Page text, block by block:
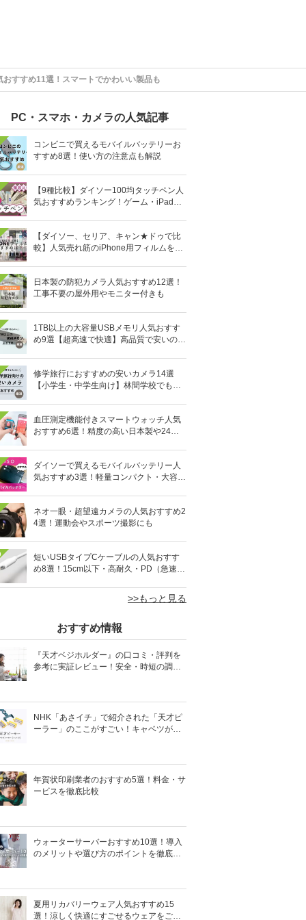
すすめ11選！スマートでかわいい製品も
PC・スマホ・カメラの人気記事
コンビニで買えるモバイルバッテリーお
すすめ8選！使い方の注意点も解説
【9種比較】ダイソー100均タッチペン人
気おすすめランキング！ゲーム・iPad向
【ダイソー、セリア、キャン★ドゥで比
較】人気売れ筋のiPhone用フィルムを10
日本製の防犯カメラ人気おすすめ12選！
工事不要の屋外用やモニター付きも
1TB以上の大容量USBメモリ人気おすす
め9選【超高速で快適】高品質で安いのは
修学旅行におすすめの安いカメラ14選
【小学生・中学生向け】林間学校でも活
血圧測定機能付きスマートウォッチ人気
おすすめ6選！精度の高い日本製や24時
ダイソーで買えるモバイルバッテリー人
気おすすめ3選！軽量コンパクト・大容量
ネオ一眼・超望遠カメラの人気おすすめ2
4選！運動会やスポーツ撮影にも
短いUSBタイプCケーブルの人気おすす
め8選！15cm以下・高耐久・PD（急速充
>>もっと見る
おすすめ情報
『天才ベジホルダー』の口コミ・評判を
参考に実証レビュー！安全・時短の調理
NHK「あさイチ」で紹介された「天才ピ
ーラー」のここがすごい！キャベツがほ
年賀状印刷業者のおすすめ5選！料金・サ
ービスを徹底比較
ウォーターサーバーおすすめ10選！導入
のメリットや選び方のポイントを徹底解
夏用リカバリーウェア人気おすすめ15
選！涼しく快適にすごせるウェアをご紹